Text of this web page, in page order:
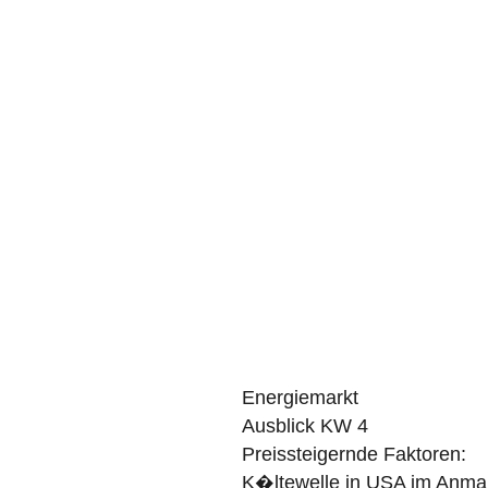
Energiemarkt
Ausblick KW 4
Preissteigernde Faktoren:
K�ltewelle in USA im